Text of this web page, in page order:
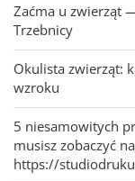
Zaćma u zwierząt
Trzebnicy
Okulista zwierząt:
wzroku
5 niesamowitych
musisz zobaczyć na
https://